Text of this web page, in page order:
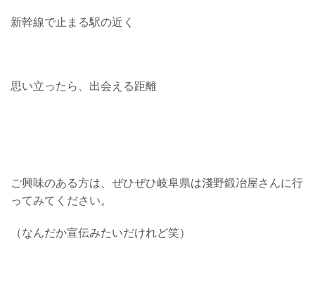
新幹線で止まる駅の近く
思い立ったら、出会える距離
ご興味のある方は、ぜひぜひ岐阜県は淺野鍛冶屋さんに行
ってみてください。
（なんだか宣伝みたいだけれど笑）